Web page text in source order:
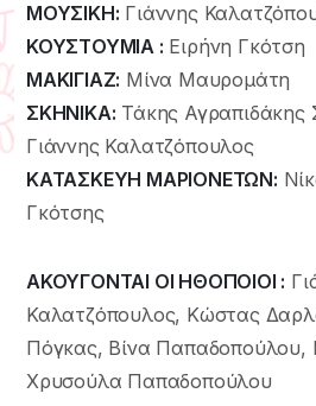
ΜΟΥΣΙΚΗ: Γιάννης
ΚΟΥΣΤΟΥΜΙΑ : Ειρήνη Γκότση
ΜΑΚΙΓΙΑΖ: Μίνα Μαυρομάτη
ΣΚΗΝΙΚΑ: Τάκης
Γιάννης Καλατζόπουλος
ΚΑΤΑΣΚΕΥΗ ΜΑΡΙΟΝΕΤΩΝ:
Γκότσης
ΑΚΟΥΓΟΝΤΑΙ ΟΙ ΗΘΟΠΟΙΟΙ :
Καλατζόπουλος, Κώστας
Πόγκας, Βίνα Παπαδοπούλου,
Χρυσούλα Παπαδοπούλου